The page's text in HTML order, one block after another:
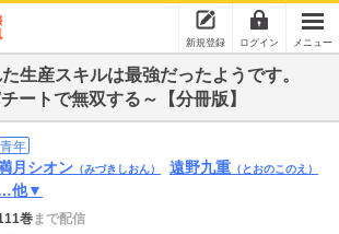
新規登録 ログイン メニュー
生産スキルは最強だったようです。
ートで無双する～【分冊版】
青年
月シオン （みづきしおん） 遠野九重 （とおのこのえ）
他▼
巻まで配信